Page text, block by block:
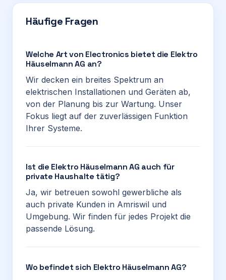
Häufige Fragen
Welche Art von Electronics bietet die Elektro
Häuselmann AG an?
Wir decken ein breites Spektrum an
elektrischen Installationen und Geräten ab,
von der Planung bis zur Wartung. Unser
Fokus liegt auf der zuverlässigen Funktion
Ihrer Systeme.
Ist die Elektro Häuselmann AG auch für
private Haushalte tätig?
Ja, wir betreuen sowohl gewerbliche als
auch private Kunden in Amriswil und
Umgebung. Wir finden für jedes Projekt die
passende Lösung.
Wo befindet sich Elektro Häuselmann AG?